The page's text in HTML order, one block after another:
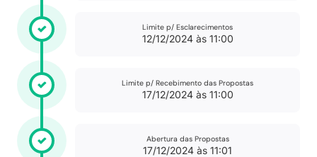
Limite p/ Esclarecimentos
12/12/2024 às 11:00
Limite p/ Recebimento das Propostas
17/12/2024 às 11:00
Abertura das Propostas
17/12/2024 às 11:01